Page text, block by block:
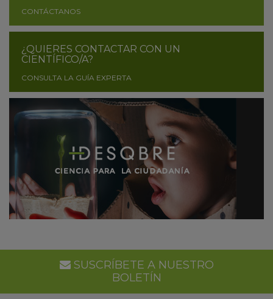
CONTÁCTANOS
¿QUIERES CONTACTAR CON UN
CIENTÍFICO/A?
CONSULTA LA GUÍA EXPERTA
SUSCRÍBETE A NUESTRO
BOLETÍN